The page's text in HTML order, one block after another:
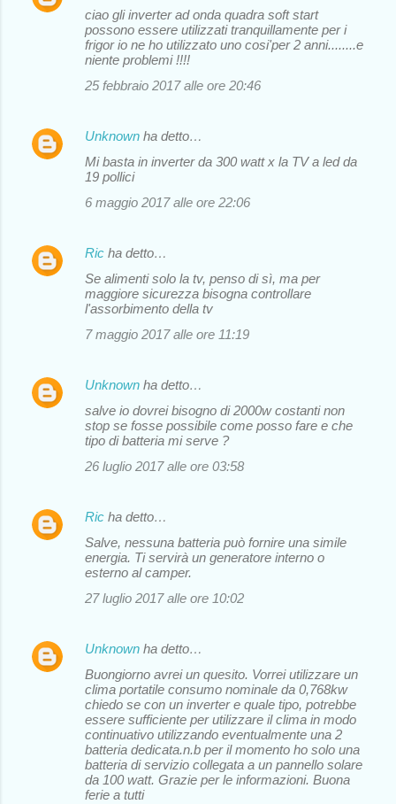
ciao gli inverter ad onda quadra soft start
possono essere utilizzati tranquillamente per i
frigor io ne ho utilizzato uno cosi'per 2 anni........e
niente problemi !!!!
25 febbraio 2017 alle ore 20:46
Unknown ha detto…
Mi basta in inverter da 300 watt x la TV a led da
19 pollici
6 maggio 2017 alle ore 22:06
Ric ha detto…
Se alimenti solo la tv, penso di sì, ma per
maggiore sicurezza bisogna controllare
l'assorbimento della tv
7 maggio 2017 alle ore 11:19
Unknown ha detto…
salve io dovrei bisogno di 2000w costanti non
stop se fosse possibile come posso fare e che
tipo di batteria mi serve ?
26 luglio 2017 alle ore 03:58
Ric ha detto…
Salve, nessuna batteria può fornire una simile
energia. Ti servirà un generatore interno o
esterno al camper.
27 luglio 2017 alle ore 10:02
Unknown ha detto…
Buongiorno avrei un quesito. Vorrei utilizzare un
clima portatile consumo nominale da 0,768kw
chiedo se con un inverter e quale tipo, potrebbe
essere sufficiente per utilizzare il clima in modo
continuativo utilizzando eventualmente una 2
batteria dedicata.n.b per il momento ho solo una
batteria di servizio collegata a un pannello solare
da 100 watt. Grazie per le informazioni. Buona
ferie a tutti